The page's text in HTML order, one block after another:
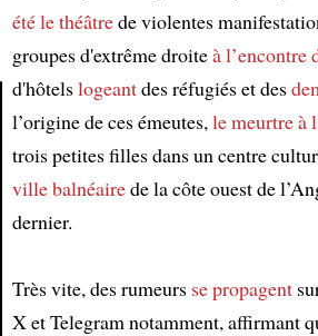
Article
été le théâtrede violentes
groupes d'extrême droiteà l’encontre
d'hôtelslogeantdes réfugiés et des
l’origine de ces émeutes,le meurtre à
trois petites filles dans un centre
ville balnéairede la côte ouest de
dernier.
Très vite, des rumeurs se propagent
X et Telegram notamment, affirmant